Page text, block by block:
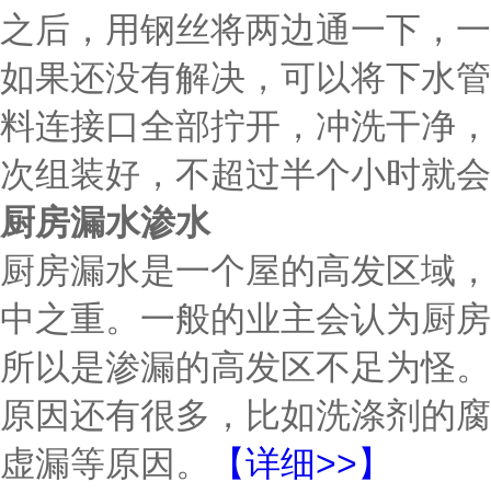
之后，用钢丝将两边通一下，
如果还没有解决，可以将下水
料连接口全部拧开，冲洗干净
次组装好，不超过半个小时就
厨房漏水渗水
厨房漏水是一个屋的高发区域
中之重。一般的业主会认为厨
所以是渗漏的高发区不足为怪
原因还有很多，比如洗涤剂的
虚漏等原因。
【详细>>】